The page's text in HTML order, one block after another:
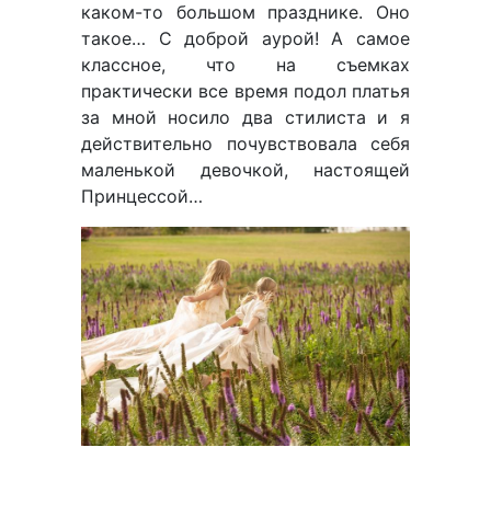
каком-то большом празднике. Оно
такое… С доброй аурой! А самое
классное, что на съемках
практически все время подол платья
за мной носило два стилиста и я
действительно почувствовала себя
маленькой девочкой, настоящей
Принцессой…